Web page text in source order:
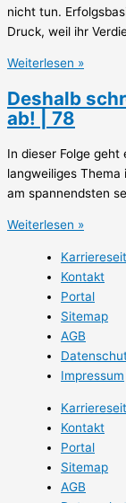
nicht tun.
Druck, weil ihr
Weiterlesen »
Deshalb
ab! | 78
In dieser Folge
langweiliges
am spannendsten
Weiterlesen »
Kontakt
Portal
Sitemap
AGB
Impressum
Kontakt
Portal
Sitemap
AGB